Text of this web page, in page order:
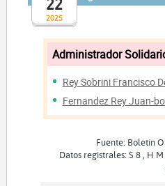
2025
Administrador
Rey Sobrini Francisco
Fernandez Rey Juan-
Fuente: Boletín
Datos registrales: S 8 , H